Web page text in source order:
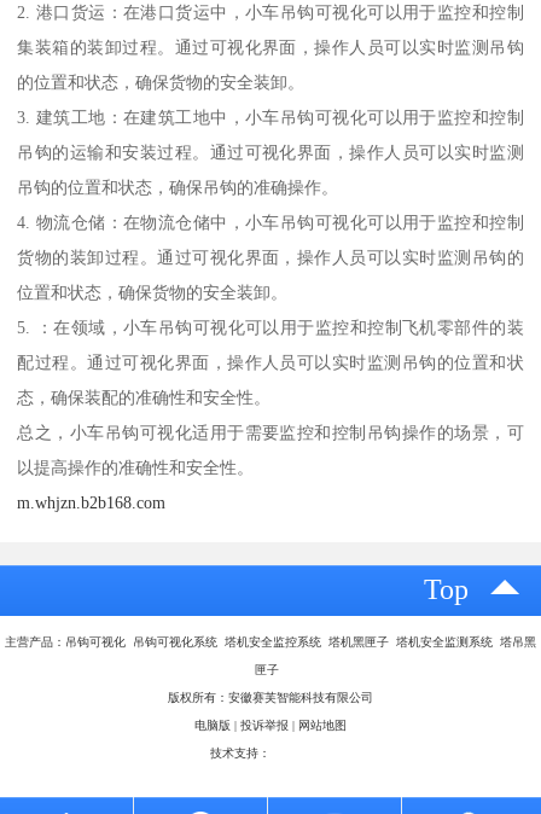
2. 港口货运：在港口货运中，小车吊钩可视化可以用于监控和控制
集装箱的装卸过程。通过可视化界面，操作人员可以实时监测吊钩
的位置和状态，确保货物的安全装卸。
3. 建筑工地：在建筑工地中，小车吊钩可视化可以用于监控和控制
吊钩的运输和安装过程。通过可视化界面，操作人员可以实时监测
吊钩的位置和状态，确保吊钩的准确操作。
4. 物流仓储：在物流仓储中，小车吊钩可视化可以用于监控和控制
货物的装卸过程。通过可视化界面，操作人员可以实时监测吊钩的
位置和状态，确保货物的安全装卸。
5. ：在领域，小车吊钩可视化可以用于监控和控制飞机零部件的装
配过程。通过可视化界面，操作人员可以实时监测吊钩的位置和状
态，确保装配的准确性和安全性。
总之，小车吊钩可视化适用于需要监控和控制吊钩操作的场景，可
以提高操作的准确性和安全性。
m.whjzn.b2b168.com
Top
主营产品：吊钩可视化 吊钩可视化系统 塔机安全监控系统 塔机黑匣子 塔机安全监测系统 塔吊黑
匣子
版权所有：安徽赛芙智能科技有限公司
电脑版 | 投诉举报 | 网站地图
技术支持：